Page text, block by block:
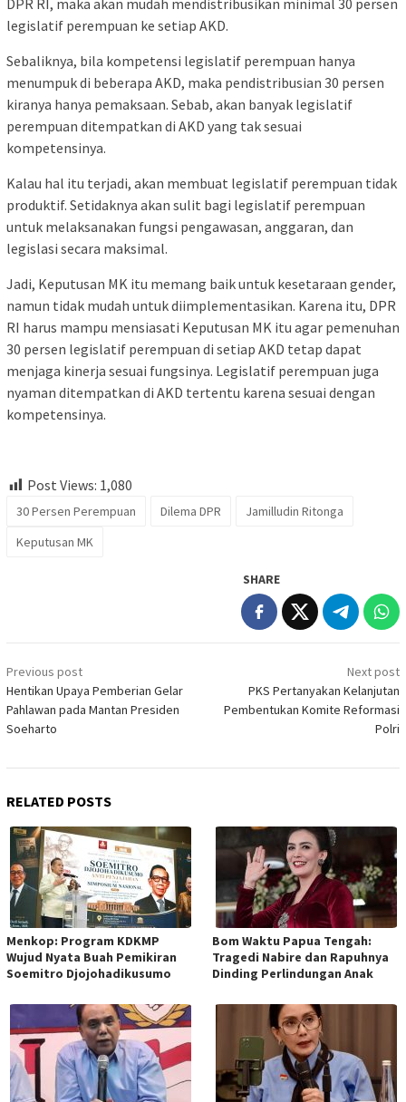
legislatif perempuan ke setiap AKD.
Sebaliknya, bila kompetensi legislatif perempuan hanya
menumpuk di beberapa AKD, maka pendistribusian 30 persen
kiranya hanya pemaksaan. Sebab, akan banyak legislatif
perempuan ditempatkan di AKD yang tak sesuai
kompetensinya.
Kalau hal itu terjadi, akan membuat legislatif perempuan tidak
produktif. Setidaknya akan sulit bagi legislatif perempuan
untuk melaksanakan fungsi pengawasan, anggaran, dan
legislasi secara maksimal.
Jadi, Keputusan MK itu memang baik untuk kesetaraan gender,
namun tidak mudah untuk diimplementasikan. Karena itu, DPR
RI harus mampu mensiasati Keputusan MK itu agar pemenuhan
30 persen legislatif perempuan di setiap AKD tetap dapat
menjaga kinerja sesuai fungsinya. Legislatif perempuan juga
nyaman ditempatkan di AKD tertentu karena sesuai dengan
kompetensinya.
Post Views: 1,080
30 Persen Perempuan Dilema DPR
Jamilludin Ritonga
Keputusan MK
SHARE
Post
navigation
Previous post
Hentikan Upaya Pemberian Gelar
Pahlawan pada Mantan Presiden
Soeharto
Next post
PKS Pertanyakan Kelanjutan
Pembentukan Komite Reformasi
Polri
RELATED POSTS
Menkop: Program KDKMP
Wujud Nyata Buah Pemikiran
Soemitro Djojohadikusumo
Bom Waktu Papua Tengah:
Tragedi Nabire dan Rapuhnya
Dinding Perlindungan Anak